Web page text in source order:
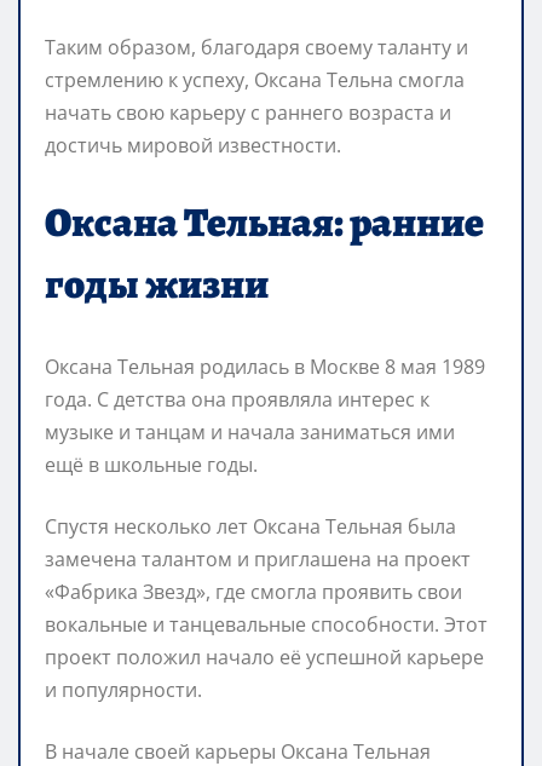
Таким образом, благодаря своему таланту и
стремлению к успеху, Оксана Тельна смогла
начать свою карьеру с раннего возраста и
достичь мировой известности.
Оксана Тельная: ранние
годы жизни
Оксана Тельная родилась в Москве 8 мая 1989
года. С детства она проявляла интерес к
музыке и танцам и начала заниматься ими
ещё в школьные годы.
Спустя несколько лет Оксана Тельная была
замечена талантом и приглашена на проект
«Фабрика Звезд», где смогла проявить свои
вокальные и танцевальные способности. Этот
проект положил начало её успешной карьере
и популярности.
В начале своей карьеры Оксана Тельная